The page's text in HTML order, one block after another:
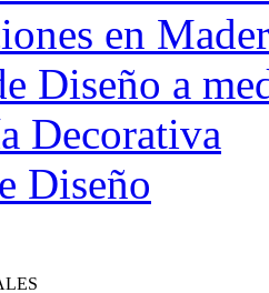
en
Diseño a
Decorativa
Diseño